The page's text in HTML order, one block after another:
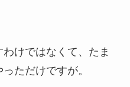
けではなくて、たま
ただけですが。